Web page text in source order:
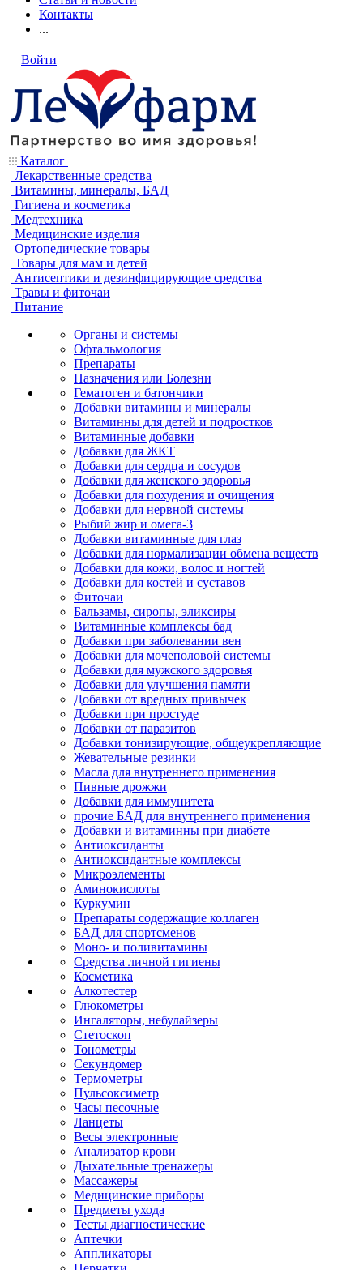
Контакты
...
Войти
Каталог
Лекарственные средства
Витамины, минералы, БАД
Гигиена и косметика
Медтехника
Медицинские изделия
Ортопедические товары
Товары для мам и детей
Антисептики и дезинфицирующие средства
Травы и фиточаи
Питание
Органы и системы
Офтальмология
Препараты
Назначения или Болезни
Гематоген и батончики
Добавки витамины и минералы
Витаминны для детей и подростков
Витаминные добавки
Добавки для ЖКТ
Добавки для сердца и сосудов
Добавки для женского здоровья
Добавки для похудения и очищения
Добавки для нервной системы
Рыбий жир и омега-3
Добавки витаминные для глаз
Добавки для нормализации обмена веществ
Добавки для кожи, волос и ногтей
Добавки для костей и суставов
Фиточаи
Бальзамы, сиропы, эликсиры
Витаминные комплексы бад
Добавки при заболевании вен
Добавки для мочеполовой системы
Добавки для мужского здоровья
Добавки для улучшения памяти
Добавки от вредных привычек
Добавки при простуде
Добавки от паразитов
Добавки тонизирующие, общеукрепляющие
Жевательные резинки
Масла для внутреннего применения
Пивные дрожжи
Добавки для иммунитета
прочие БАД для внутреннего применения
Добавки и витаминны при диабете
Антиоксиданты
Антиоксидантные комплексы
Микроэлементы
Аминокислоты
Куркумин
Препараты содержащие коллаген
БАД для спортсменов
Моно- и поливитамины
Средства личной гигиены
Косметика
Алкотестер
Глюкометры
Ингаляторы, небулайзеры
Стетоскоп
Тонометры
Секундомер
Термометры
Пульсоксиметр
Часы песочные
Ланцеты
Весы электронные
Анализатор крови
Дыхательные тренажеры
Массажеры
Медицинские приборы
Предметы ухода
Тесты диагностические
Аптечки
Аппликаторы